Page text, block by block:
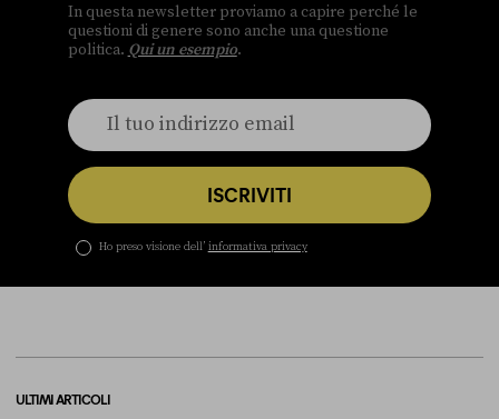
In questa newsletter proviamo a capire perché le
questioni di genere sono anche una questione
politica. Qui un esempio.
ISCRIVITI
Ho preso visione dell’ informativa privacy
ULTIMI ARTICOLI